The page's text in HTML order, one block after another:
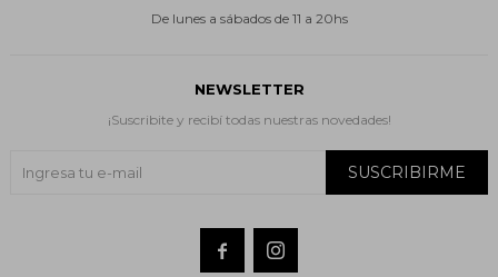
De lunes a sábados de 11 a 20hs
NEWSLETTER
¡Suscribite y recibí todas nuestras novedades!
SUSCRIBIRME
 